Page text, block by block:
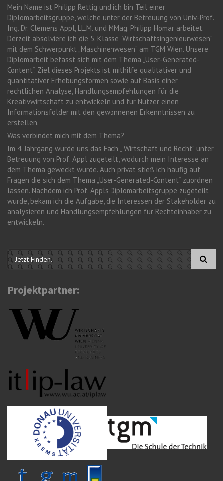
Mein Name ist Philipp Rettig und ich bin Teil einer
Diplomarbeitsgruppe, welche unter der Betreuung von Univ.-Prof.
Ing. Dr. Clemens Appl, LL.M. und MMag. Philipp Homar arbeitet.
Derzeit absolviere ich die 5. Klasse „Wirtschaftsingenieurwesen“
mit dem Schwerpunkt „Maschinenwesen“ am TGM Wien. Unsere
Diplomarbeit befasst sich mit dem Thema „User-Generated-
Content“. Ziel dieses Projekts ist, mithilfe qualitativer und
quantitativer Erhebungsformen sowie auf Basis einer
rechtlichen Analyse, Handlungsempfehlungen für die
Kreativwirtschaft zu entwickeln und für Nutzer einen
Informationsfolder mit den gewonnenen Erkenntnissen zu
erstellen.
Was verbindet mich mit dem Thema?
Im 4. Jahrgang wurde uns das Fach „ Wirtschaft und Recht“ unter
Betreuung von Prof. Appl zugeteilt, wodurch mein Interesse an
dem Thema geweckt wurde. Auch privat stieß ich häufig auf
Fragen die sich dem Thema „User-Generated-Content“ zuordnen
lassen. Nachdem ich Prof. Appls Diplomarbeitsgruppe zugeteilt
wurde, bekam ich die Aufgabe, die Interessen der Stakeholder zu
analysieren und Handlungsempfehlungen für Rechteinhaber zu
entwickeln.
Suchformular
Projektpartner: